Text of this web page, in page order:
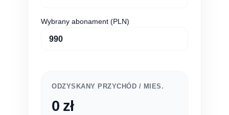
Wybrany abonament (PLN)
ODZYSKANY PRZYCHÓD / MIES.
0 zł